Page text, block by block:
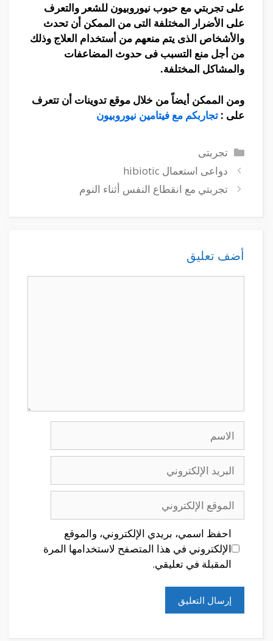
على تجربتي مع حبوب نيوروبيون للشعر والتعرف
على الأضرار المختلفة التى من الممكن أن تحدث
والأشخاص الذى يتم منعهم من أستخدام العلاج وذلك
من أجل منع التسبب فى حدوث المضاعفات
والمشاكل المختلفة.
ومن الممكن أيضاً من خلال موقع تدوينات أن تتعرف
على : تجاربكم مع فيتامين نيوروبيون
التصنيفات
تجربتى
دواعى استعمال hibiotic
تجربتي مع انقطاع النفس أثناء النوم
أضف تعليق
الإلكتروني
الإلكتروني
احفظ اسمي، بريدي الإلكتروني، والموقع
الإلكتروني في هذا المتصفح لاستخدامها المرة
المقبلة في تعليقي.